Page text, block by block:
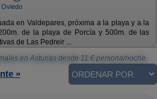
Oviedo
en Valdepares, próxima a la playa y a la
de la playa de Porcía y 500m. de las
de Las Pedreir ...
en Asturiasdesde 11 € persona/noche.
»